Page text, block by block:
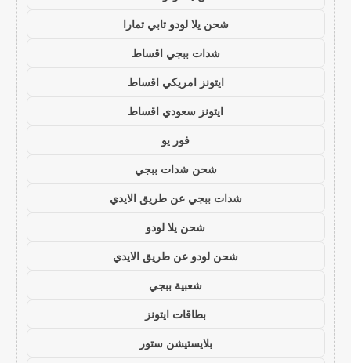
شحن يلا لودو تابي تمارا
شدات ببجي اقساط
ايتونز امريكي اقساط
ايتونز سعودي اقساط
فور يو
شحن شدات ببجي
شدات ببجي عن طريق الايدي
شحن يلا لودو
شحن لودو عن طريق الايدي
شعبية ببجي
بطاقات ايتونز
بلايستيشن ستور